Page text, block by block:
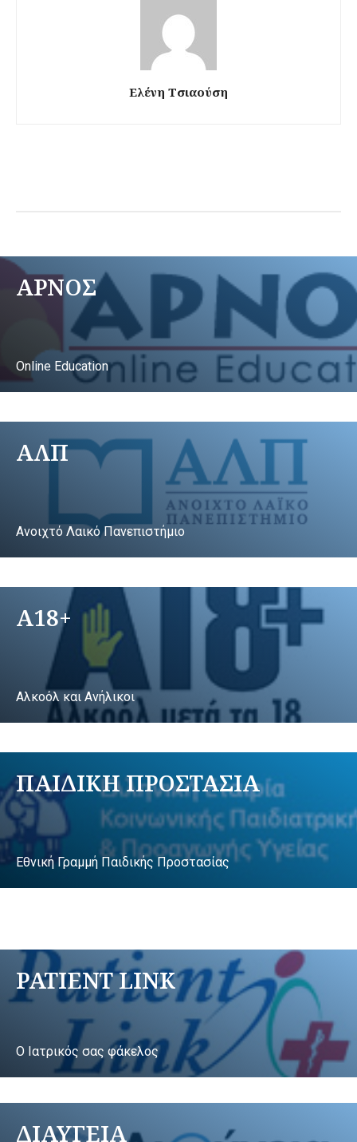
Ελένη Τσιαούση
ΑΡΝΟΣ
Online Education
ΑΛΠ
Ανοιχτό Λαικό Πανεπιστήμιο
A18+
Αλκοόλ και Ανήλικοι
ΠΑΙΔΙΚΗ ΠΡΟΣΤΑΣΙΑ
Εθνική Γραμμή Παιδικής Προστασίας
PATIENT LINK
Ο Ιατρικός σας φάκελος
ΔΙΑΥΓΕΙΑ